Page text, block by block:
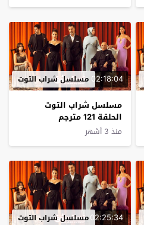
02:18:04 مسلسل شراب التوت
مسلسل شراب التوت
الحلقة 121 مترجم
منذ 3 أشهر
02:25:34مسلسل شراب التوت